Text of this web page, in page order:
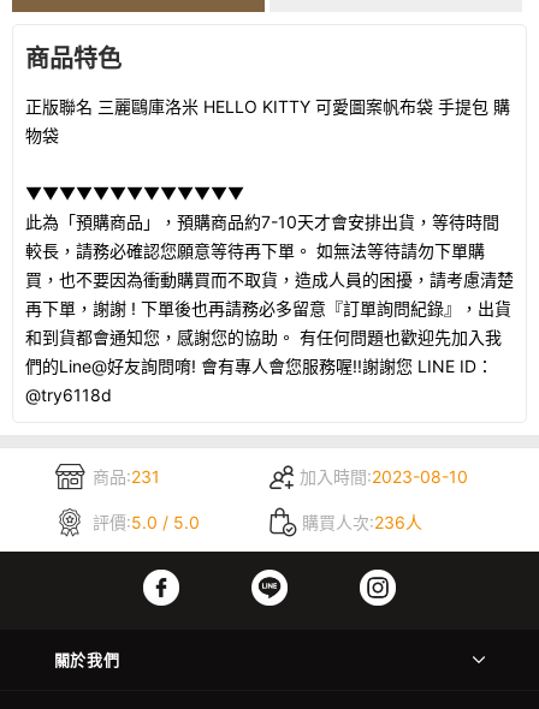
商品特色
正版聯名 三麗鷗庫洛米 HELLO KITTY 可愛圖案帆布袋 手提包 購
物袋
▼▼▼▼▼▼▼▼▼▼▼▼▼
此為「預購商品」，預購商品約7-10天才會安排出貨，等待時間
較長，請務必確認您願意等待再下單。 如無法等待請勿下單購
買，也不要因為衝動購買而不取貨，造成人員的困擾，請考慮清楚
再下單，謝謝 ! 下單後也再請務必多留意『訂單詢問紀錄』，出貨
和到貨都會通知您，感謝您的協助。 有任何問題也歡迎先加入我
們的Line@好友詢問唷! 會有專人會您服務喔!!謝謝您 LINE ID：
@try6118d
商品:231 加入時間:2023-08-10
評價:5.0 / 5.0 購買人次:236人
關於我們